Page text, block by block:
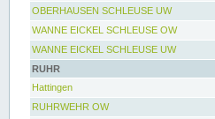
OBERHAUSEN SCHLEUSE UW
WANNE EICKEL SCHLEUSE OW
WANNE EICKEL SCHLEUSE UW
RUHR
Hattingen
RUHRWEHR OW